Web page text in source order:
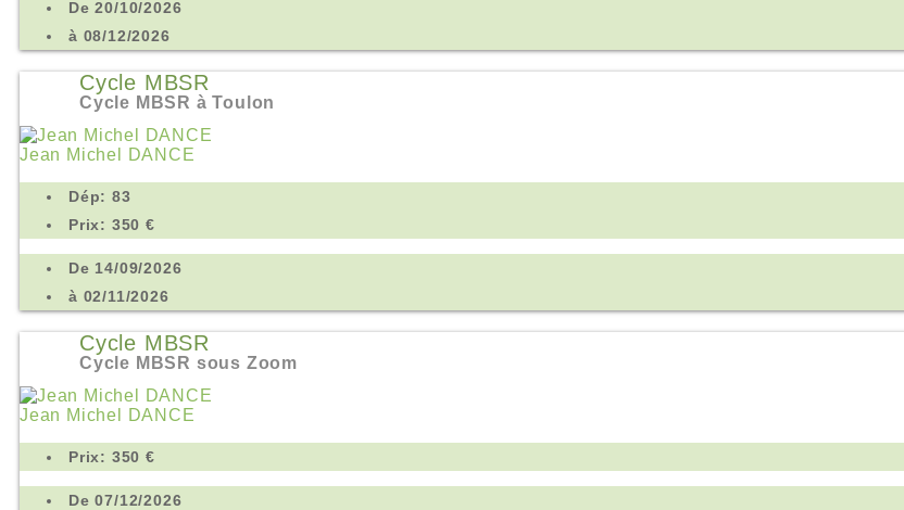
De 20/10/2026
à 08/12/2026
Cycle MBSR
Cycle MBSR à Toulon
Jean Michel DANCE
Dép: 83
Prix: 350 €
De 14/09/2026
à 02/11/2026
Cycle MBSR
Cycle MBSR sous Zoom
Jean Michel DANCE
Prix: 350 €
De 07/12/2026